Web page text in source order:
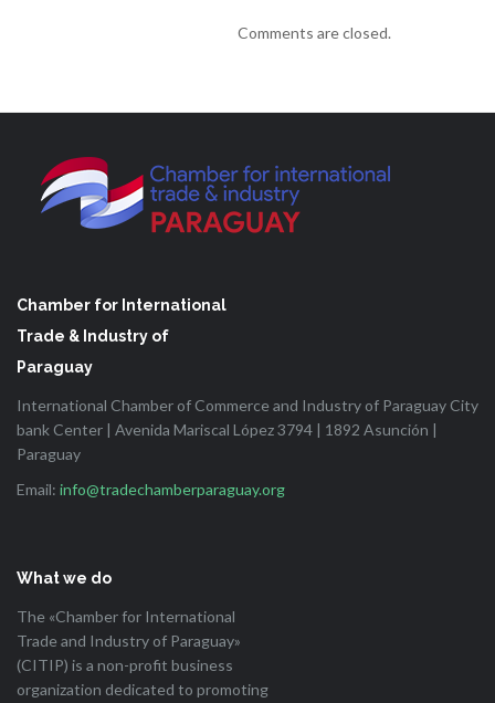
Comments are closed.
Chamber for International
Trade & Industry of
Paraguay
International Chamber of Commerce and Industry of Paraguay City
bank Center | Avenida Mariscal López 3794 | 1892 Asunción |
Paraguay
Email: info@tradechamberparaguay.org
What we do
The «Chamber for International
Trade and Industry of Paraguay»
(CITIP) is a non-profit business
organization dedicated to promoting